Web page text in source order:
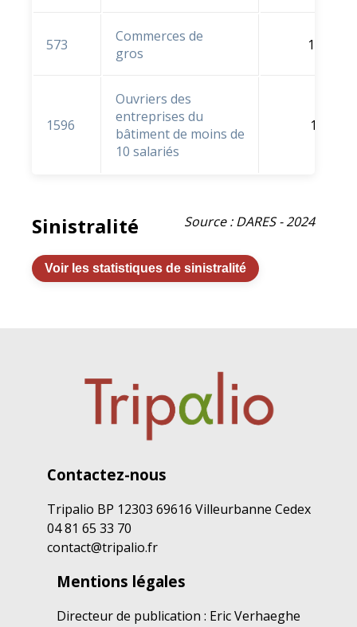
573
Commerces de
gros
1,9 %
1596
Ouvriers des
entreprises du
bâtiment de moins de
10 salariés
1 %
Source : DARES - 2024
Sinistralité
Voir les statistiques de sinistralité
Contactez-nous
Tripalio BP 12303 69616 Villeurbanne Cedex
04 81 65 33 70
contact@tripalio.fr
Mentions légales
Directeur de publication : Eric Verhaeghe